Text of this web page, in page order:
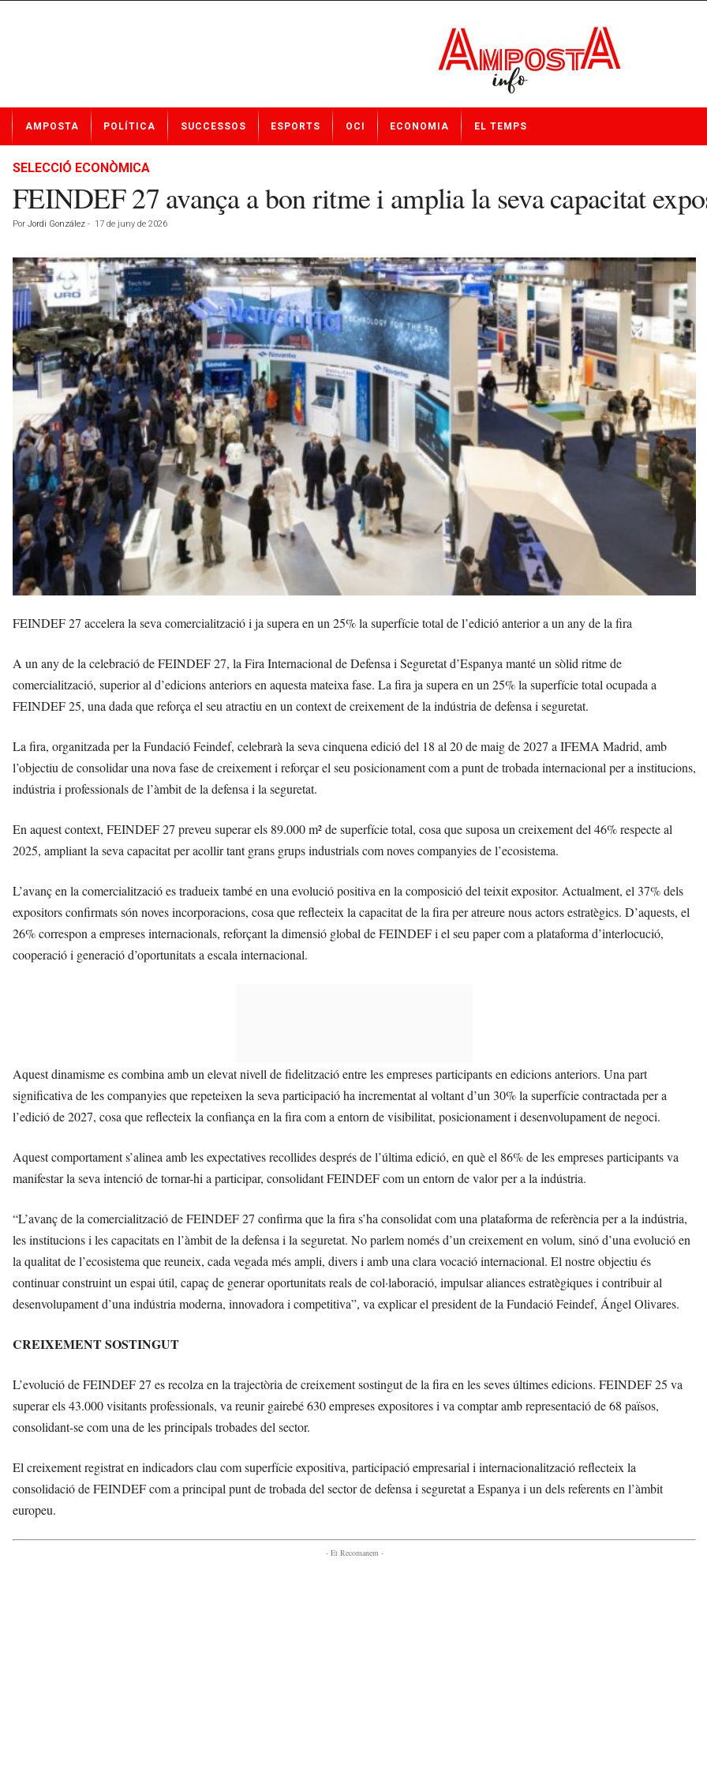
t
AMPOSTA POLÍTICA SUCCESSOS ESPORTS OCI ECONOMIA EL TEMPS
SELECCIÓ ECONÒMICA
FEINDEF 27 avança a bon ritme i amplia la seva capacitat
Por Jordi González - 17 de juny de 2026
FEINDEF 27 accelera la seva comercialització i ja supera en un 25% la superfície total de l’edició anterior a un any de la fira
A un any de la celebració de FEINDEF 27, la Fira Internacional de Defensa i Seguretat d’Espanya manté un sòlid ritme de
comercialització, superior al d’edicions anteriors en aquesta mateixa fase. La fira ja supera en un 25% la superfície total ocupada a
FEINDEF 25, una dada que reforça el seu atractiu en un context de creixement de la indústria de defensa i seguretat.
La fira, organitzada per la Fundació Feindef, celebrarà la seva cinquena edició del 18 al 20 de maig de 2027 a IFEMA Madrid, amb
l’objectiu de consolidar una nova fase de creixement i reforçar el seu posicionament com a punt de trobada internacional per a institucions,
indústria i professionals de l’àmbit de la defensa i la seguretat.
En aquest context, FEINDEF 27 preveu superar els 89.000 m² de superfície total, cosa que suposa un creixement del 46% respecte al
2025, ampliant la seva capacitat per acollir tant grans grups industrials com noves companyies de l’ecosistema.
L’avanç en la comercialització es tradueix també en una evolució positiva en la composició del teixit expositor. Actualment, el 37% dels
expositors confirmats són noves incorporacions, cosa que reflecteix la capacitat de la fira per atreure nous actors estratègics. D’aquests, el
26% correspon a empreses internacionals, reforçant la dimensió global de FEINDEF i el seu paper com a plataforma d’interlocució,
cooperació i generació d’oportunitats a escala internacional.
Aquest dinamisme es combina amb un elevat nivell de fidelització entre les empreses participants en edicions anteriors. Una part
significativa de les companyies que repeteixen la seva participació ha incrementat al voltant d’un 30% la superfície contractada per a
l’edició de 2027, cosa que reflecteix la confiança en la fira com a entorn de visibilitat, posicionament i desenvolupament de negoci.
Aquest comportament s’alinea amb les expectatives recollides després de l’última edició, en què el 86% de les empreses participants va
manifestar la seva intenció de tornar-hi a participar, consolidant FEINDEF com un entorn de valor per a la indústria.
“L’avanç de la comercialització de FEINDEF 27 confirma que la fira s’ha consolidat com una plataforma de referència per a la indústria,
les institucions i les capacitats en l’àmbit de la defensa i la seguretat. No parlem només d’un creixement en volum, sinó d’una evolució en
la qualitat de l’ecosistema que reuneix, cada vegada més ampli, divers i amb una clara vocació internacional. El nostre objectiu és
continuar construint un espai útil, capaç de generar oportunitats reals de col·laboració, impulsar aliances estratègiques i contribuir al
desenvolupament d’una indústria moderna, innovadora i competitiva”, va explicar el president de la Fundació Feindef, Ángel Olivares.
CREIXEMENT SOSTINGUT
L’evolució de FEINDEF 27 es recolza en la trajectòria de creixement sostingut de la fira en les seves últimes edicions. FEINDEF 25 va
superar els 43.000 visitants professionals, va reunir gairebé 630 empreses expositores i va comptar amb representació de 68 països,
consolidant-se com una de les principals trobades del sector.
El creixement registrat en indicadors clau com superfície expositiva, participació empresarial i internacionalització reflecteix la
consolidació de FEINDEF com a principal punt de trobada del sector de defensa i seguretat a Espanya i un dels referents en l’àmbit
europeu.
- Et Recomanem -